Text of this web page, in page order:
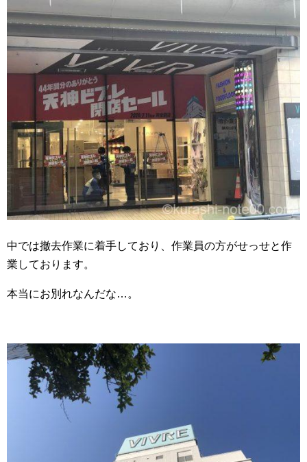
中では撤去作業に着手しており、作業員の方がせっせと作
業しております。
本当にお別れなんだな…。